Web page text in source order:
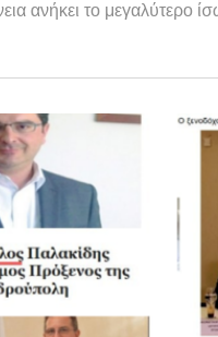
ανήκει το μεγαλύτερο